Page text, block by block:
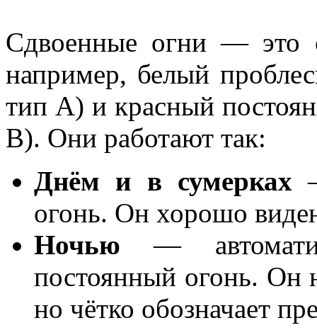
Сдвоенные огни — это
например, белый
тип А) и красный
В). Они работают так:
Днём и в сумерках
огонь. Он хорошо
Ночью —
постоянный огонь. Он
но чётко обозначает